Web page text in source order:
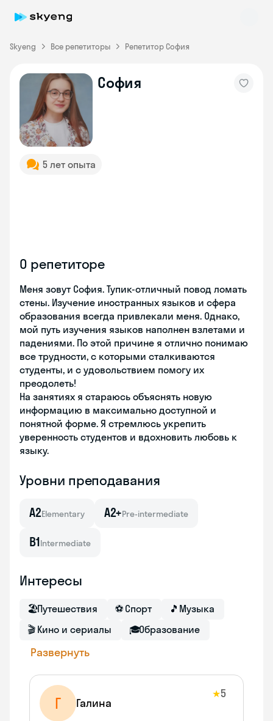
Skyeng Все репетиторы Репетитор София
София
5 лет опыта
О репетиторе
Меня зовут София. Тупик-отличный повод ломать
стены. Изучение иностранных языков и сфера
образования всегда привлекали меня. Однако,
мой путь изучения языков наполнен взлетами и
падениями. По этой причине я отлично понимаю
все трудности, с которыми сталкиваются
студенты, и с удовольствием помогу их
преодолеть!
На занятиях я стараюсь объяснять новую
информацию в максимально доступной и
понятной форме. Я стремлюсь укрепить
уверенность студентов и вдохновить любовь к
языку.
Уровни преподавания
A2Elementary A2+Pre-intermediate
B1Intermediate
Интересы
🏖Путешествия ⚽ Спорт 🎵 Музыка
🎬 Кино и сериалы 🎓Образование
Развернуть
Г Галина
★5
Skyeng Chat
online